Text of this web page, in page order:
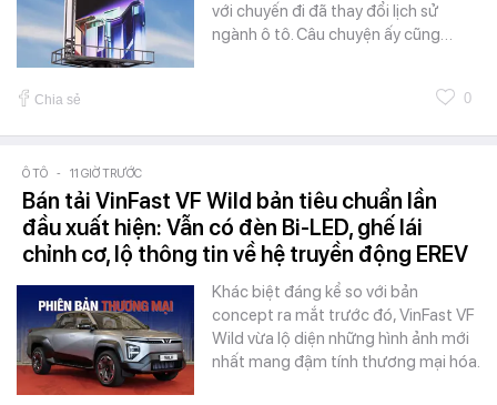
với chuyến đi đã thay đổi lịch sử
ngành ô tô. Câu chuyện ấy cũng…
Chia sẻ 0
Ô TÔ - 11 GIỜ TRƯỚC
Bán tải VinFast VF Wild bản tiêu chuẩn lần
đầu xuất hiện: Vẫn có đèn Bi-LED, ghế lái
chỉnh cơ, lộ thông tin về hệ truyền động EREV
Khác biệt đáng kể so với bản
concept ra mắt trước đó, VinFast VF
Wild vừa lộ diện những hình ảnh mới
nhất mang đậm tính thương mại hóa.